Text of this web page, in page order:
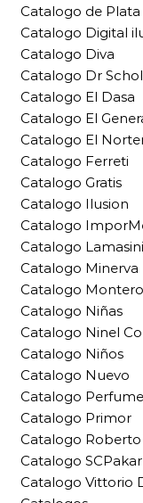
Catalogo de Plata
Catalogo Digital
Catalogo Diva
Catalogo Dr
Catalogo El Dasa
Catalogo El
Catalogo El
Catalogo Ferreti
Catalogo Gratis
Catalogo Ilusion
Catalogo
Catalogo Lamasini
Catalogo Minerva
Catalogo Montero
Catalogo Niñas
Catalogo Ninel
Catalogo Niños
Catalogo Nuevo
Catalogo
Catalogo Primor
Catalogo Roberto
Catalogo SCPakar
Catalogo Vittorio